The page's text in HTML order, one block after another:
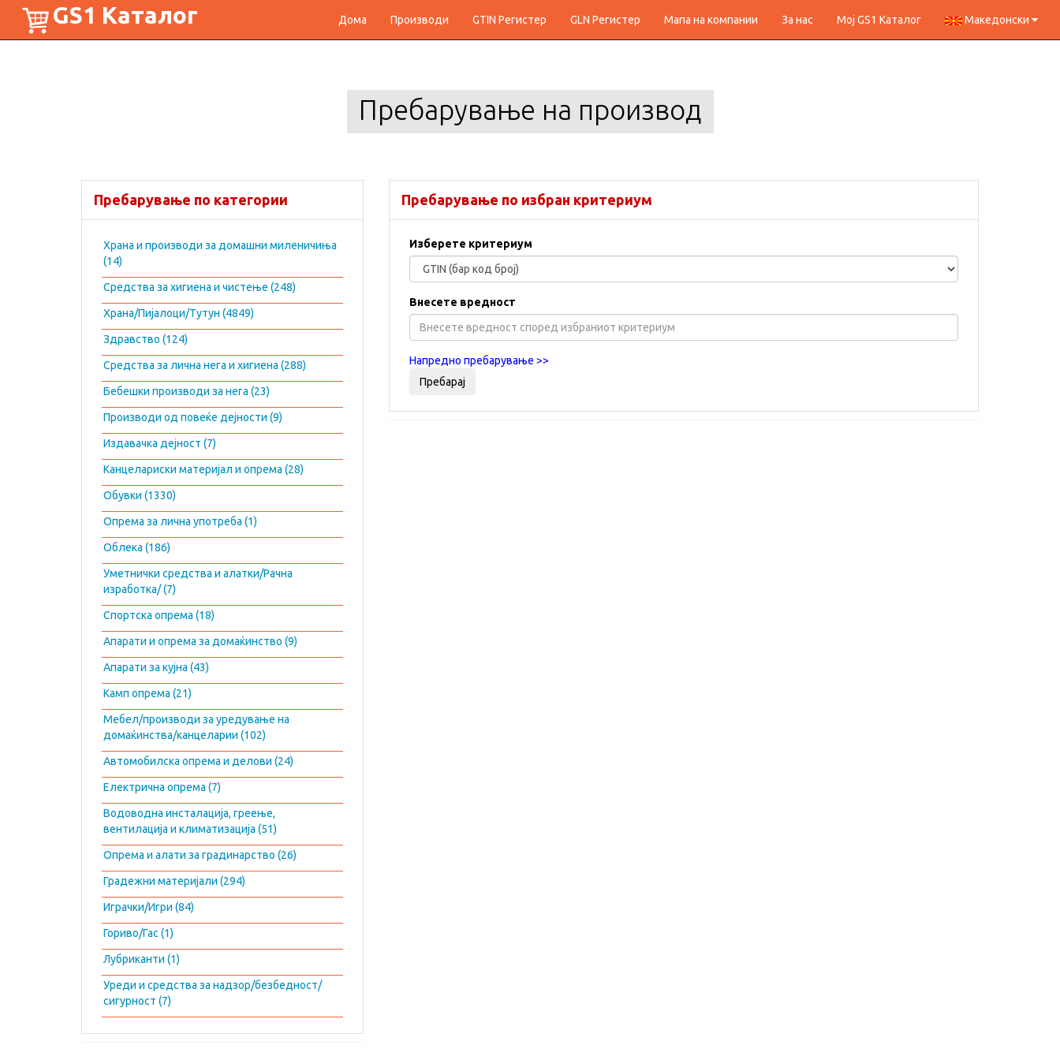
GS1 Каталог Дома Производи GTIN Регистер GLN Регистер Мапа на компании За нас Мој GS1 Каталог Македонски
Пребарување на производ
Пребарување по категории
Храна и производи за домашни миленичиња
(14)
Средства за хигиена и чистење (248)
Храна/Пијалоци/Тутун (4849)
Здравство (124)
Средства за лична нега и хигиена (288)
Бебешки производи за нега (23)
Производи од повеќе дејности (9)
Издавачка дејност (7)
Канцелариски материјал и опрема (28)
Обувки (1330)
Опрема за лична употреба (1)
Облека (186)
Уметнички средства и алатки/Рачна
изработка/ (7)
Спортска опрема (18)
Апарати и опрема за домаќинство (9)
Апарати за кујна (43)
Камп опрема (21)
Мебел/производи за уредување на
домаќинства/канцеларии (102)
Автомобилска опрема и делови (24)
Електрична опрема (7)
Водоводна инсталација, греење,
вентилација и климатизација (51)
Опрема и алати за градинарство (26)
Градежни материјали (294)
Играчки/Игри (84)
Гориво/Гас (1)
Лубриканти (1)
Уреди и средства за надзор/безбедност/
сигурност (7)
Пребарување по избран критериум
Изберете критериум
Внесете вредност
Напредно пребарување >>